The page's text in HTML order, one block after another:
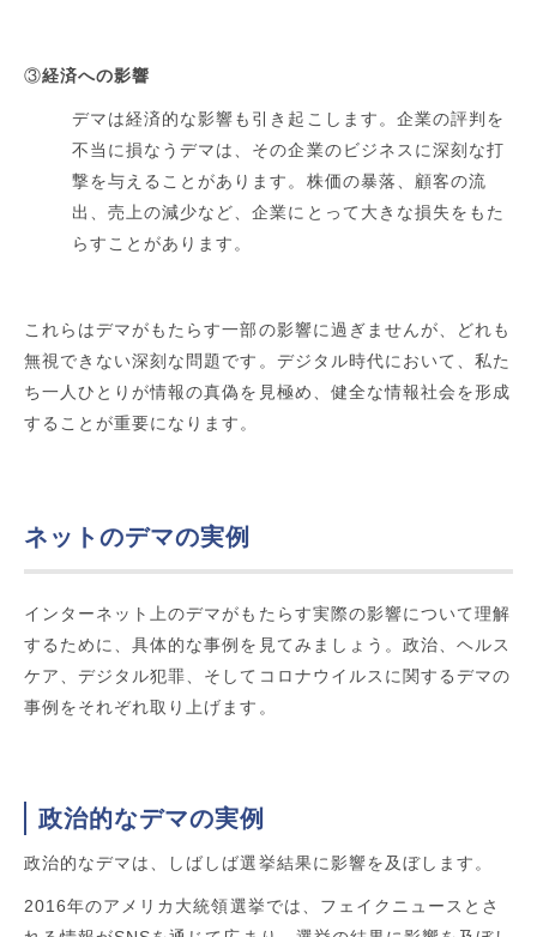
③経済への影響
デマは経済的な影響も引き起こします。企業の評判を
不当に損なうデマは、その企業のビジネスに深刻な打
撃を与えることがあります。株価の暴落、顧客の流
出、売上の減少など、企業にとって大きな損失をもた
らすことがあります。
これらはデマがもたらす一部の影響に過ぎませんが、どれも
無視できない深刻な問題です。デジタル時代において、私た
ち一人ひとりが情報の真偽を見極め、健全な情報社会を形成
することが重要になります。
ネットのデマの実例
インターネット上のデマがもたらす実際の影響について理解
するために、具体的な事例を見てみましょう。政治、ヘルス
ケア、デジタル犯罪、そしてコロナウイルスに関するデマの
事例をそれぞれ取り上げます。
政治的なデマの実例
政治的なデマは、しばしば選挙結果に影響を及ぼします。
2016年のアメリカ大統領選挙では、フェイクニュースとさ